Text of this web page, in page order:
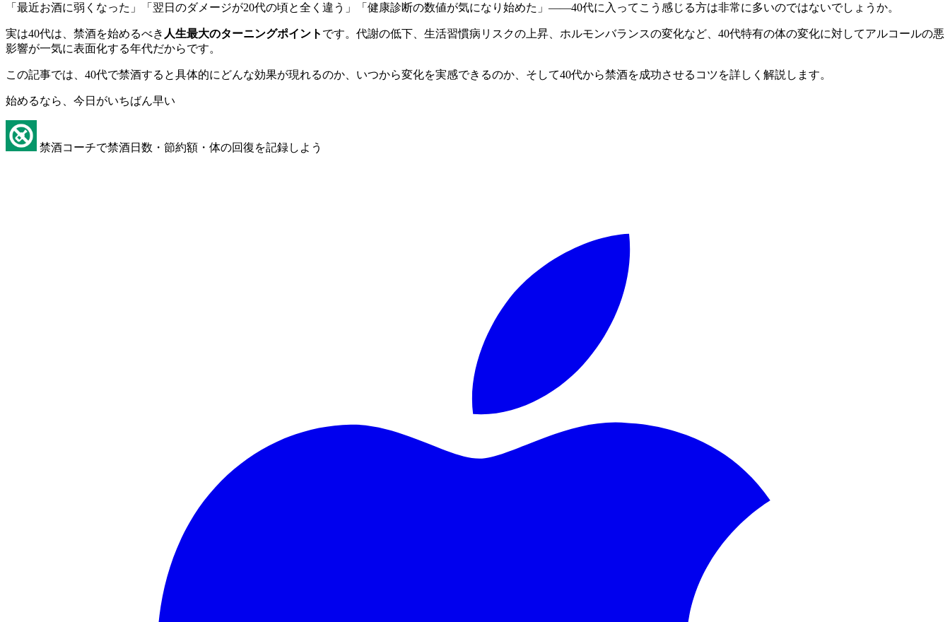
「最近お酒に弱くなった」「翌日のダメージが20代の頃と全く違う」「健康診断の数値が気になり始めた」――40代に入ってこう感じる方は非常に多いのではないでしょうか。
実は40代は、禁酒を始めるべき 人生最大のターニングポイント です。代謝の低下、生活習慣病リスクの上昇、ホルモンバランスの変化など、40代特有の体の変化に対してアルコールの悪
影響が一気に表面化する年代だからです。
この記事では、40代で禁酒すると具体的にどんな効果が現れるのか、いつから変化を実感できるのか、そして40代から禁酒を成功させるコツを詳しく解説します。
始めるなら、今日がいちばん早い
禁酒コーチで禁酒日数・節約額・体の回復を記録しよう